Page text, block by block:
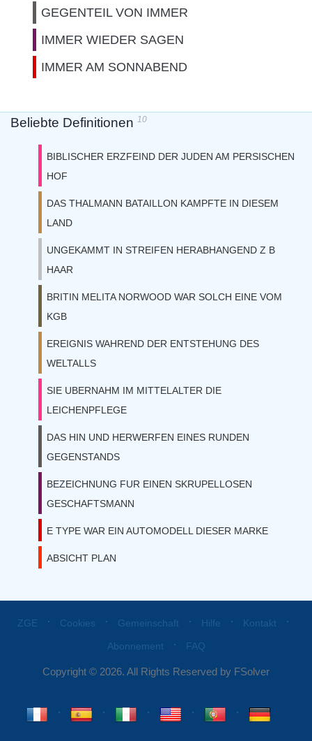
GEGENTEIL VON IMMER
IMMER WIEDER SAGEN
IMMER AM SONNABEND
Beliebte Definitionen 10
BIBLISCHER ERZFEIND DER JUDEN AM PERSISCHEN
HOF
DAS THALMANN BATAILLON KAMPFTE IN DIESEM
LAND
UNGEKAMMT IN STREIFEN HERABHANGEND Z B
HAAR
BRITIN MELITA NORWOOD WAR SOLCH EINE VOM
KGB
EREIGNIS WAHREND DER ENTSTEHUNG DES
WELTALLS
SIE UBERNAHM IM MITTELALTER DIE
LEICHENPFLEGE
DAS HIN UND HERWERFEN EINES RUNDEN
GEGENSTANDS
BEZEICHNUNG FUR EINEN SKRUPELLOSEN
GESCHAFTSMANN
E TYPE WAR EIN AUTOMODELL DIESER MARKE
ABSICHT PLAN
ZGE ⋅ Cookies ⋅ Gemeinschaft ⋅ Hilfe ⋅ Kontakt ⋅
Abonnement ⋅ FAQ
Copyright © 2026. All Rights Reserved by FSolver
⋅ ⋅ ⋅ ⋅ ⋅